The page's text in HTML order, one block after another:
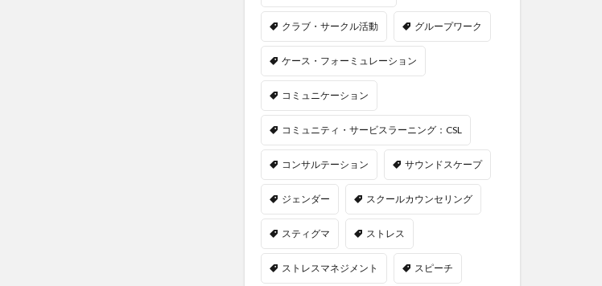
クラブ・サークル活動 グループワーク
ケース・フォーミュレーション
コミュニケーション
コミュニティ・サービスラーニング：CSL
コンサルテーション サウンドスケープ
ジェンダー スクールカウンセリング
スティグマ ストレス
ストレスマネジメント スピーチ